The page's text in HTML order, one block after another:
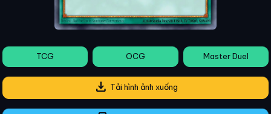
TCG OCG Master Duel
download Tải hình ảnh xuống